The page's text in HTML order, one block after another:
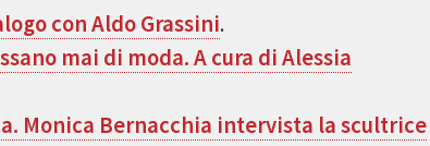
con Aldo Grassini.
mai di moda. A cura di Alessia
Monica Bernacchia intervista la scultrice